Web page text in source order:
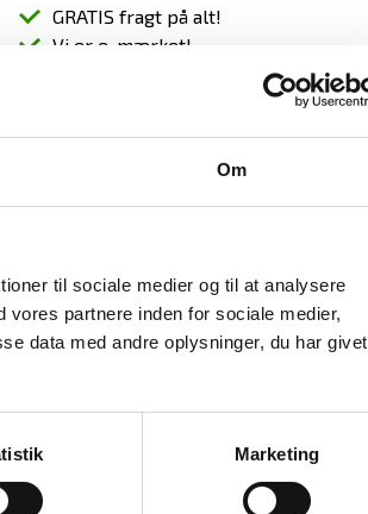
Om
til sociale medier og til at analysere
partnere inden for sociale medier,
data med andre oplysninger, du har givet
Marketing
GRATIS fragt på alt!
Vi er e-mærket!
20.800,00 DKKeksl. moms
(26.000,00 DKK
El-kodelås